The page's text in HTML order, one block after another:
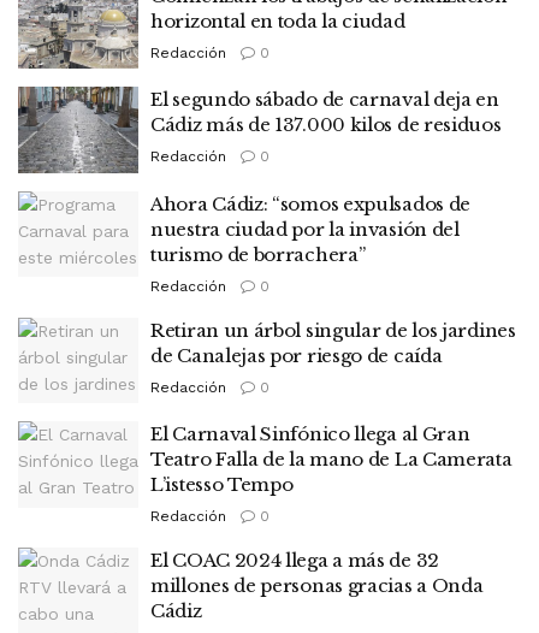
horizontal en toda la ciudad
Redacción 0
El segundo sábado de carnaval deja en
Cádiz más de 137.000 kilos de residuos
Redacción 0
Ahora Cádiz: “somos expulsados de
nuestra ciudad por la invasión del
turismo de borrachera”
Redacción 0
Retiran un árbol singular de los jardines
de Canalejas por riesgo de caída
Redacción 0
El Carnaval Sinfónico llega al Gran
Teatro Falla de la mano de La Camerata
L’istesso Tempo
Redacción 0
El COAC 2024 llega a más de 32
millones de personas gracias a Onda
Cádiz